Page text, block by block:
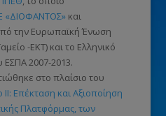
«ΔΙΟΦΑΝΤΟΣ»και
την Ευρωπαϊκή Ένωση
-ΕΚΤ)και το Ελληνικό
ΕΣΠΑ 2007-2013.
στο πλαίσιο του
Επέκταση και Αξιοποίηση
Πλατφόρμας, των